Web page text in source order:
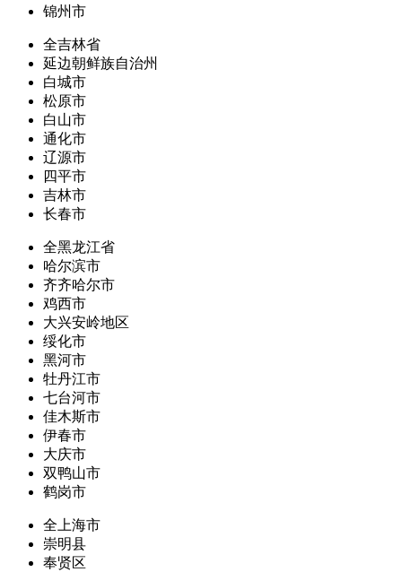
锦州市
全吉林省
延边朝鲜族自治州
白城市
松原市
白山市
通化市
辽源市
四平市
吉林市
长春市
全黑龙江省
哈尔滨市
齐齐哈尔市
鸡西市
大兴安岭地区
绥化市
黑河市
牡丹江市
七台河市
佳木斯市
伊春市
大庆市
双鸭山市
鹤岗市
全上海市
崇明县
奉贤区